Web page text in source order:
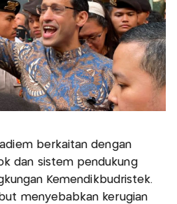
berkaitan dengan
dan sistem pendukung
Kemendikbudristek.
menyebabkan kerugian